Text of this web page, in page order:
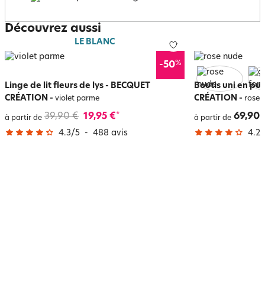
Découvrez aussi
LE BLANC
-50%
Linge de lit fleurs de lys - BECQUET
CRÉATION - violet parme
à partir de 39,90 € 19,95 €*
4.3/5 - 488 avis
Boutis uni en
CRÉATION - rose
à partir de 69,90
4.2